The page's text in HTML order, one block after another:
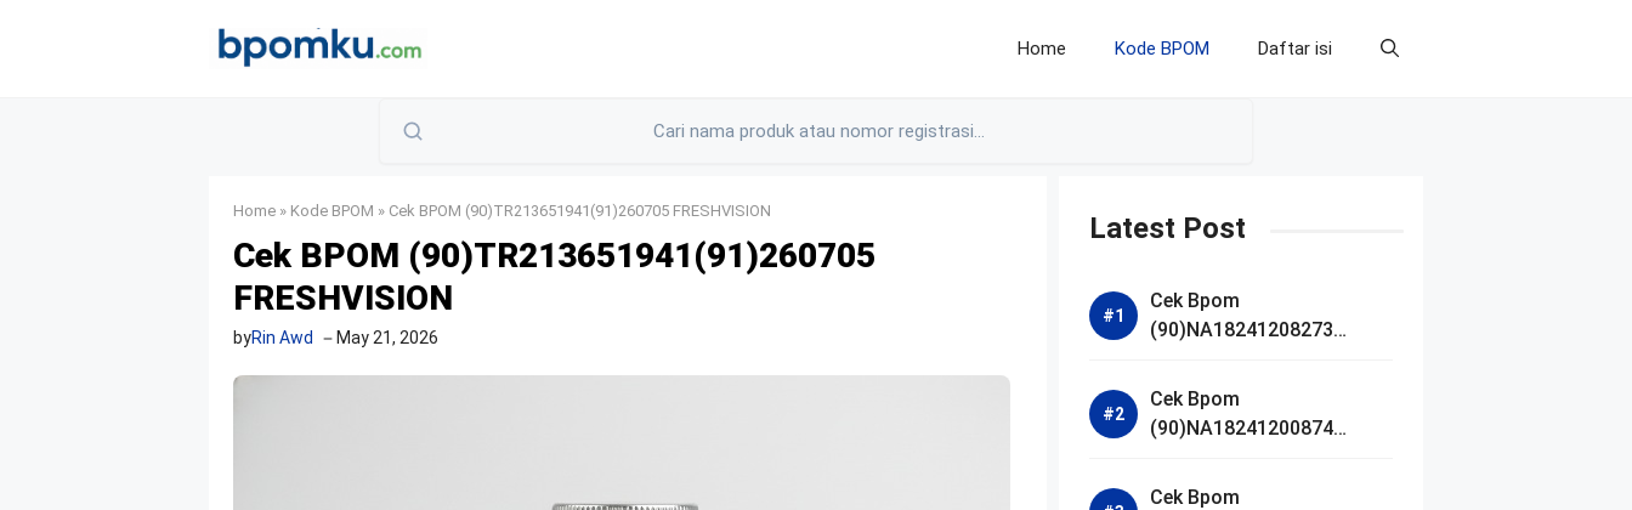
Home Kode BPOM Daftar isi
Home » Kode BPOM » Cek BPOM (90)TR213651941(91)260705 FRESHVISION
Cek BPOM (90)TR213651941(91)260705
FRESHVISION
byRin Awd May 21, 2026
Latest Post
Cek Bpom
(90)NA18241208273
Bright Radiance Face
Wash
Cek Bpom
(90)NA18241200874
Acne Calm Micellar Water
Cek Bpom